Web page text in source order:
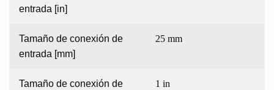
entrada [in]
Tamaño de conexión de
entrada [mm]
25 mm
Tamaño de conexión de
1 in